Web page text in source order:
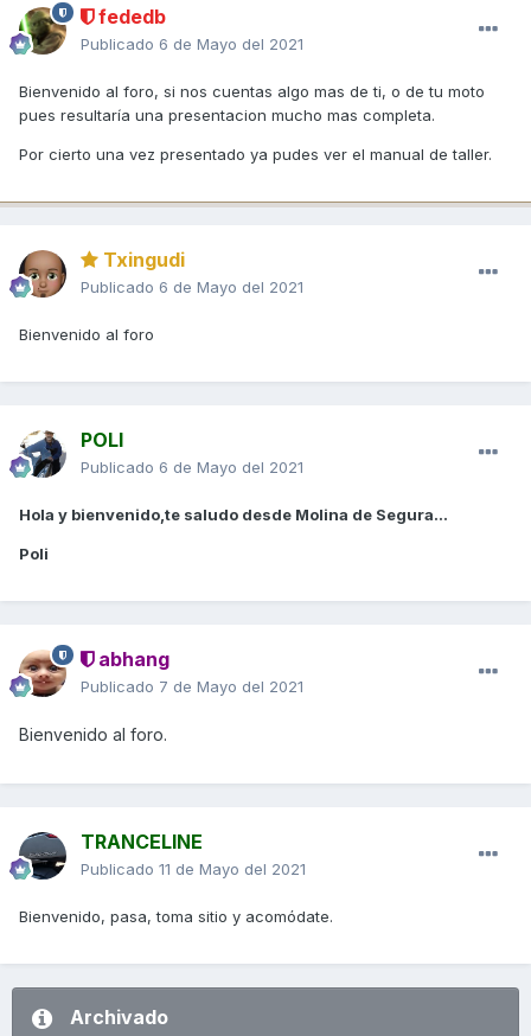
fededb
Publicado 6 de Mayo del 2021
Bienvenido al foro, si nos cuentas algo mas de ti, o de tu moto
pues resultaría una presentacion mucho mas completa.
Por cierto una vez presentado ya pudes ver el manual de taller.
Txingudi
Publicado 6 de Mayo del 2021
Bienvenido al foro
POLI
Publicado 6 de Mayo del 2021
Hola y bienvenido,te saludo desde Molina de Segura...
Poli
abhang
Publicado 7 de Mayo del 2021
Bienvenido al foro.
TRANCELINE
Publicado 11 de Mayo del 2021
Bienvenido, pasa, toma sitio y acomódate.
Archivado